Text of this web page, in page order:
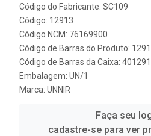
Código do Fabricante: SC109
Código: 12913
Código NCM: 76169900
Código de Barras do Produto:
Código de Barras da Caixa:
Embalagem: UN/1
Marca: UNNIR
Faça seu
cadastre-se para ver